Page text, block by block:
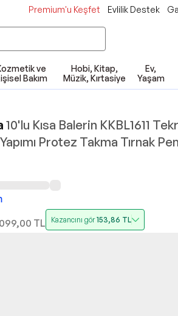
Premium'u Keşfet Evlilik Destek
ve
Bakım
Hobi, Kitap,
Müzik, Kırtasiye
Ev,
Yaşam
10'lu Kısa Balerin KKBL1611
Protez Takma Tırnak
TL Kazancını gör153,86 TL